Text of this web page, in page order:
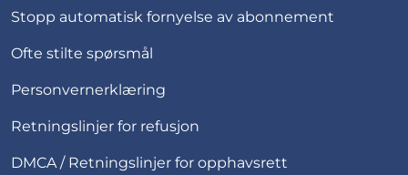
Stopp automatisk fornyelse av abonnement
Ofte stilte spørsmål
Personvernerklæring
Retningslinjer for refusjon
DMCA / Retningslinjer for opphavsrett